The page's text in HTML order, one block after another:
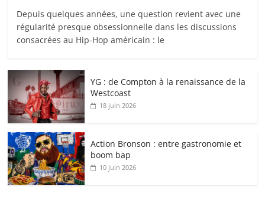
Depuis quelques années, une question revient avec une
régularité presque obsessionnelle dans les discussions
consacrées au Hip-Hop américain : le
YG : de Compton à la renaissance de la
Westcoast
18 juin 2026
Action Bronson : entre gastronomie et
boom bap
10 juin 2026